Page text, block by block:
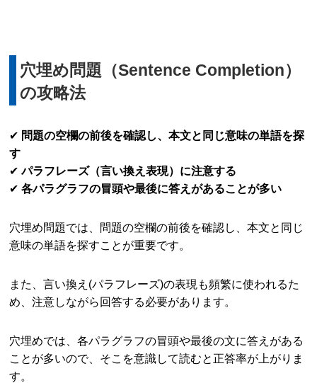
穴埋め問題（Sentence Completion）
の攻略法
✔ 問題の空欄の前後を確認し、本文と同じ意味の単語を探
す
✔パラフレーズ（言い換え表現）に注意する
✔各パラグラフの冒頭や最後に答えがあることが多い
穴埋め問題では、問題の空欄の前後を確認し、本文と同じ
意味の単語を探すことが重要です。
また、言い換え(パラフレーズ)の表現も頻繁に使われるた
め、注意しながら回答する必要があります。
穴埋めでは、各パラグラフの冒頭や最後の文に答えがある
ことが多いので、そこを意識して読むと正答率が上がりま
す。